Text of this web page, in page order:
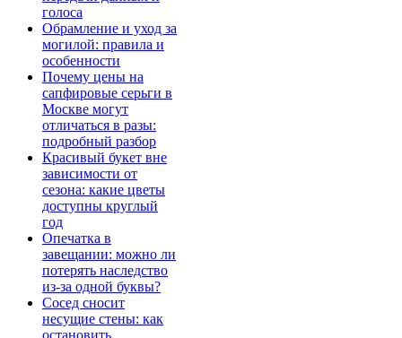
голоса
Обрамление и уход за
могилой: правила и
особенности
Почему цены на
сапфировые серьги в
Москве могут
отличаться в разы:
подробный разбор
Красивый букет вне
зависимости от
сезона: какие цветы
доступны круглый
год
Опечатка в
завещании: можно ли
потерять наследство
из-за одной буквы?
Сосед сносит
несущие стены: как